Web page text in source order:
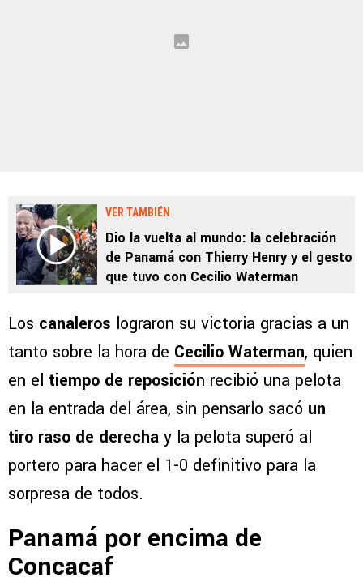
VER TAMBIÉN
Dio la vuelta al mundo: la celebración
de Panamá con Thierry Henry y el gesto
que tuvo con Cecilio Waterman
Los canaleros lograron su victoria gracias a un
tanto sobre la hora de Cecilio Waterman, quien
en el tiempo de reposición recibió una pelota
en la entrada del área, sin pensarlo sacó un
tiro raso de derecha y la pelota superó al
portero para hacer el 1-0 definitivo para la
sorpresa de todos.
Panamá por encima de
Concacaf